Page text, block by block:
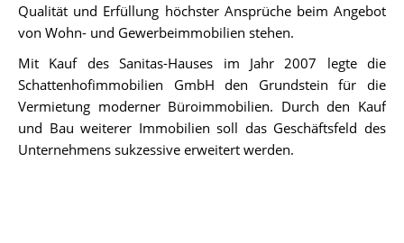
Qualität und Erfüllung höchster Ansprüche beim Angebot
von Wohn- und Gewerbeimmobilien stehen.
Mit Kauf des Sanitas-Hauses im Jahr 2007 legte die
Schattenhofimmobilien GmbH den Grundstein für die
Vermietung moderner Büroimmobilien. Durch den Kauf
und Bau weiterer Immobilien soll das Geschäftsfeld des
Unternehmens sukzessive erweitert werden.